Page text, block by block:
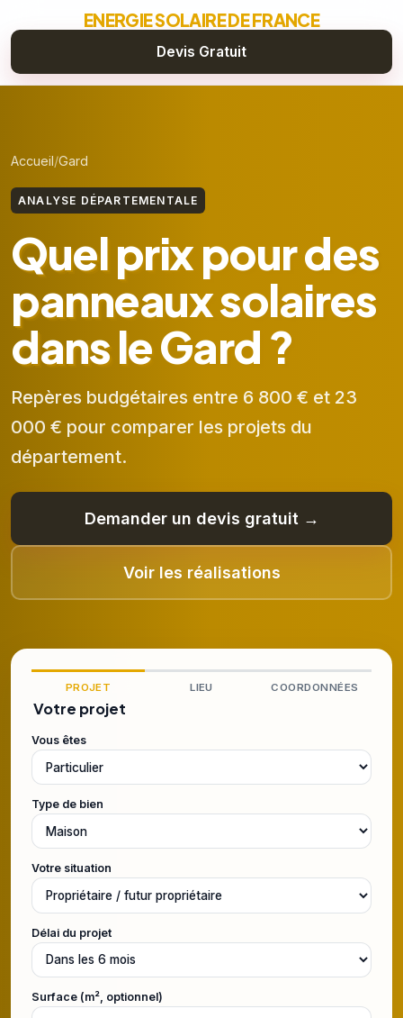
ENERGIE SOLAIRE DE FRANCE
Devis Gratuit
Accueil Gard
ANALYSE DÉPARTEMENTALE
Quel prix pour des
panneaux solaires
dans le Gard ?
Repères budgétaires entre 6 800 € et 23
000 € pour comparer les projets du
département.
Demander un devis gratuit →
Voir les réalisations
PROJET LIEU COORDONNÉES
Votre projet
Vous êtes
Type de bien
Votre situation
Délai du projet
Surface (m², optionnel)